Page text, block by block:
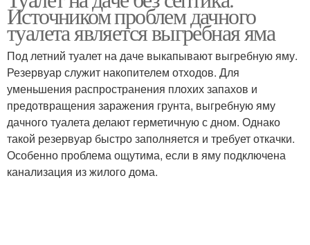
Стандартный туалет Ям для туалета
Туалет от фекалий Уличный туалет
Источником проблем дачного
туалета является выгребная яма
Под летний туалет на даче выкапывают выгребную яму.
Резервуар служит накопителем отходов. Для
уменьшения распространения плохих запахов и
предотвращения заражения грунта, выгребную яму
дачного туалета делают герметичную с дном. Однако
такой резервуар быстро заполняется и требует откачки.
Особенно проблема ощутима, если в яму подключена
канализация из жилого дома.